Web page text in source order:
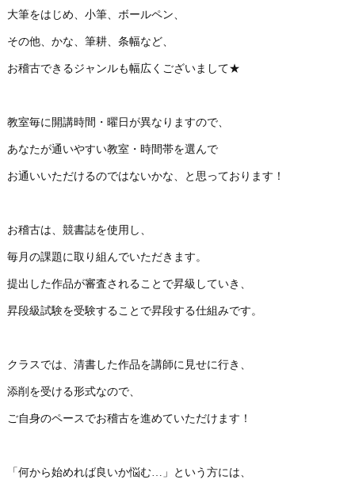
大筆をはじめ、小筆、ボールペン、
その他、かな、筆耕、条幅など、
お稽古できるジャンルも幅広くございまして★
教室毎に開講時間・曜日が異なりますので、
あなたが通いやすい教室・時間帯を選んで
お通いいただけるのではないかな、と思っております！
お稽古は、競書誌を使用し、
毎月の課題に取り組んでいただきます。
提出した作品が審査されることで昇級していき、
昇段級試験を受験することで昇段する仕組みです。
クラスでは、清書した作品を講師に見せに行き、
添削を受ける形式なので、
ご自身のペースでお稽古を進めていただけます！
「何から始めれば良いか悩む…」という方には、